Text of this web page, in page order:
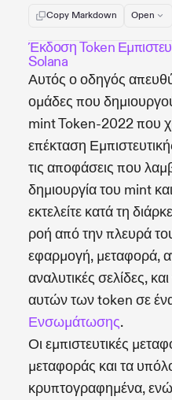
Copy Markdown Open
Έκδοση Token
Solana
Αυτός ο οδηγός
ομάδες που
mint Token-2022 που
επέκταση
τις αποφάσεις που
δημιουργία του mint
εκτελείτε κατά τη
ροή από την πλευρά
εφαρμογή, μεταφορά,
αναλυτικές σελίδες,
αυτών των token σε ένα
Ενσωμάτωσης.
Οι εμπιστευτικές
μεταφοράς και τα
κρυπτογραφημένα,